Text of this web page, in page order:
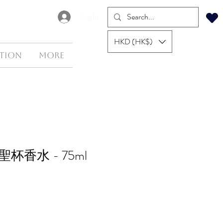
More
HKD (HK$)
杯香水 - 75ml